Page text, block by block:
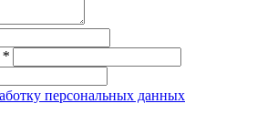
*
персональных данных